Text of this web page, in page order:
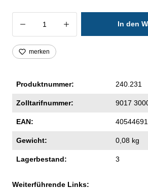
Produkt Anzahl: GibIn den
merken
Produktnummer: 240.231
Zolltarifnummer: 9017
EAN:
Gewicht: 0,08 kg
Lagerbestand: 3
Weiterführende Links: